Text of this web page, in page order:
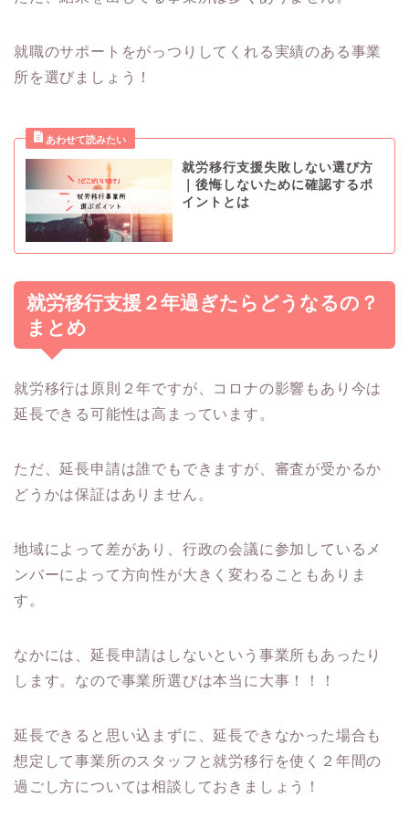
就職のサポートをがっつりしてくれる実績のある事業
所を選びましょう！
就労移行支援失敗しない選び方
｜後悔しないために確認するポ
イントとは
就労移行支援２年過ぎたらどうなるの？
まとめ
就労移行は原則２年ですが、コロナの影響もあり今は
延長できる可能性は高まっています。
ただ、延長申請は誰でもできますが、審査が受かるか
どうかは保証はありません。
地域によって差があり、行政の会議に参加しているメ
ンバーによって方向性が大きく変わることもありま
す。
なかには、延長申請はしないという事業所もあったり
します。なので事業所選びは本当に大事！！！
延長できると思い込まずに、延長できなかった場合も
想定して事業所のスタッフと就労移行を使く２年間の
過ごし方については相談しておきましょう！